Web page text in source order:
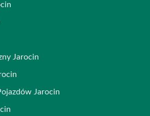
Jarocin
Jarocin